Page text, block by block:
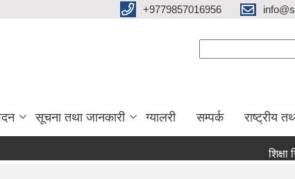
+9779857016956
सूचना तथा जानकारी ग्यालरी सम्पर्क राष्ट्रीय
शिक्षा